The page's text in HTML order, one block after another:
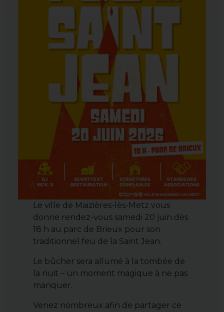
Le ville de Maizières-lès-Metz vous
donne rendez-vous samedi 20 juin dès
18 h au parc de Brieux pour son
traditionnel feu de la Saint Jean.
Le bûcher sera allumé à la tombée de
la nuit – un moment magique à ne pas
manquer.
Venez nombreux afin de partager ce